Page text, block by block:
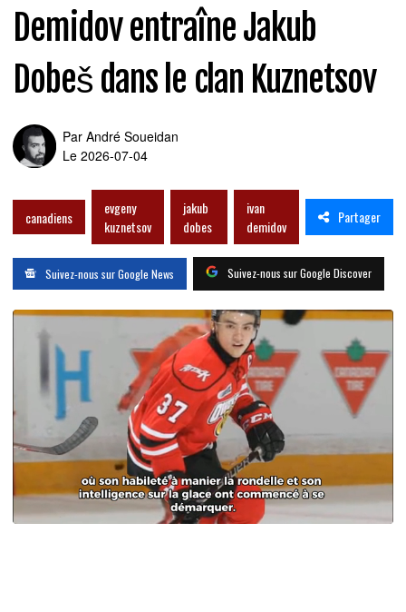
Demidov entraîne Jakub
Dobeš dans le clan Kuznetsov
Par André Soueidan
Le 2026-07-04
canadiens
evgeny
kuznetsov
jakub
dobes
ivan
demidov
Partager
Suivez-nous sur Google News Suivez-nous sur Google Discover